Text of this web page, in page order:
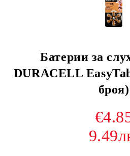
Батерии за
DURACELL
броя)